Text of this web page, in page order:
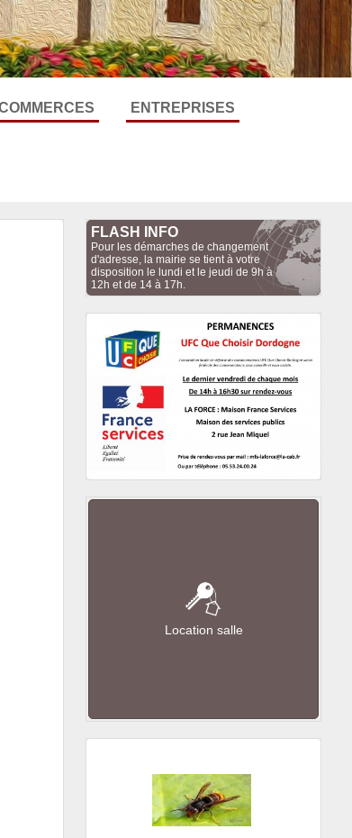
ENTREPRISES
FLASH INFO
Pour les démarches de changement
d'adresse, la mairie se tient à votre
disposition le lundi et le jeudi de 9h à
12h et de 14 à 17h.
Location salle